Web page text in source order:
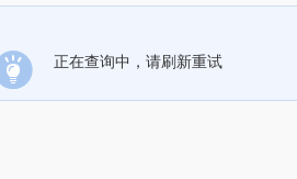
正在查询中，请刷新重试